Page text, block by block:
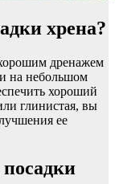
хрена?
дренажем
на небольшом
хороший
глинистая, вы
ее